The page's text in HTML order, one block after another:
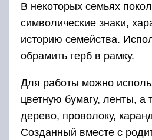
В некоторых семьях
символические знаки,
историю семейства.
обрамить герб в рамку.
Для работы можно
цветную бумагу, ленты, а
дерево, проволоку,
Созданный вместе с